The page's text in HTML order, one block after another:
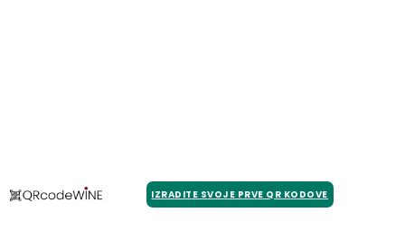
IZRADITE SVOJE PRVE QR KODOVE